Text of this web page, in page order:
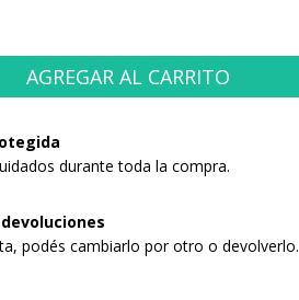
durante toda la compra.
podés cambiarlo por otro o devolverlo.